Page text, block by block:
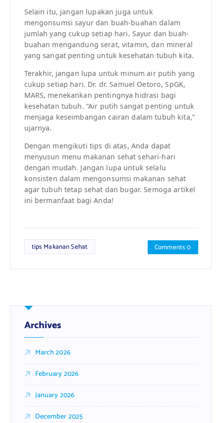
Selain itu, jangan lupakan juga untuk
mengonsumsi sayur dan buah-buahan dalam
jumlah yang cukup setiap hari. Sayur dan buah-
buahan mengandung serat, vitamin, dan mineral
yang sangat penting untuk kesehatan tubuh kita.
Terakhir, jangan lupa untuk minum air putih yang
cukup setiap hari. Dr. dr. Samuel Oetoro, SpGK,
MARS, menekankan pentingnya hidrasi bagi
kesehatan tubuh. “Air putih sangat penting untuk
menjaga keseimbangan cairan dalam tubuh kita,”
ujarnya.
Dengan mengikuti tips di atas, Anda dapat
menyusun menu makanan sehat sehari-hari
dengan mudah. Jangan lupa untuk selalu
konsisten dalam mengonsumsi makanan sehat
agar tubuh tetap sehat dan bugar. Semoga artikel
ini bermanfaat bagi Anda!
tips Makanan Sehat Comments 0
Archives
March 2026
February 2026
January 2026
December 2025